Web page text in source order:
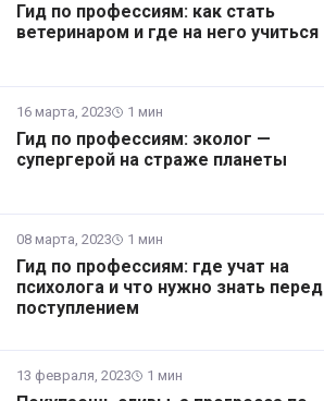
Гид по профессиям: как стать
ветеринаром и где на него учиться
16 марта, 2023 1 мин
Гид по профессиям: эколог —
супергерой на страже планеты
08 марта, 2023 1 мин
Гид по профессиям: где учат на
психолога и что нужно знать перед
поступлением
13 февраля, 2023 1 мин